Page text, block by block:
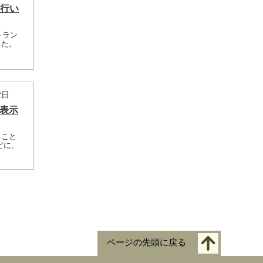
い
ラン
。
示
と
、
ページの先頭に戻る